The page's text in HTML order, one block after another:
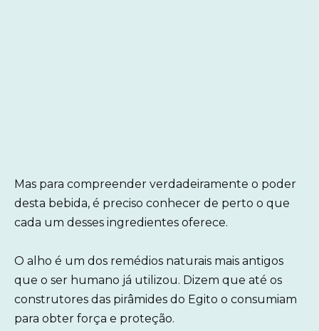
Mas para compreender verdadeiramente o poder
desta bebida, é preciso conhecer de perto o que
cada um desses ingredientes oferece.
O alho é um dos remédios naturais mais antigos
que o ser humano já utilizou. Dizem que até os
construtores das pirâmides do Egito o consumiam
para obter força e proteção.